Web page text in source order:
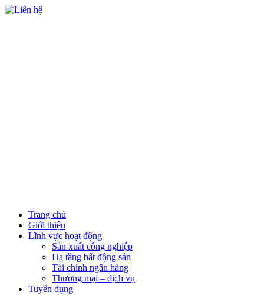
Trang chủ
Giới thiệu
Lĩnh vực hoạt động
Sản xuất công nghiệp
Hạ tầng bất động sản
Tài chính ngân hàng
Thương mại – dịch vụ
Tuyển dụng